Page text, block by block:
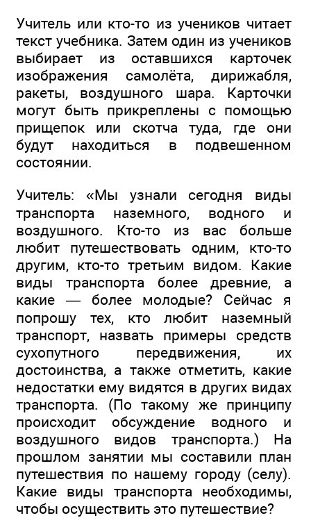
Учитель или кто-то из учеников читает
текст учебника. Затем один из учеников
выбирает из оставшихся карточек
изображения самолёта, дирижабля,
ракеты, воздушного шара. Карточки
могут быть прикреплены с помощью
прищепок или скотча туда, где они
будут находиться в подвешенном
состоянии.
Учитель: «Мы узнали сегодня виды
транспорта наземного, водного и
воздушного. Кто-то из вас больше
любит путешествовать одним, кто-то
другим, кто-то третьим видом. Какие
виды транспорта более древние, а
какие — более молодые? Сейчас я
попрошу тех, кто любит наземный
транспорт, назвать примеры средств
сухопутного передвижения, их
достоинства, а также отметить, какие
недостатки ему видятся в других видах
транспорта. (По такому же принципу
происходит обсуждение водного и
воздушного видов транспорта.) На
прошлом занятии мы составили план
путешествия по нашему городу (селу).
Какие виды транспорта необходимы,
чтобы осуществить это путешествие?